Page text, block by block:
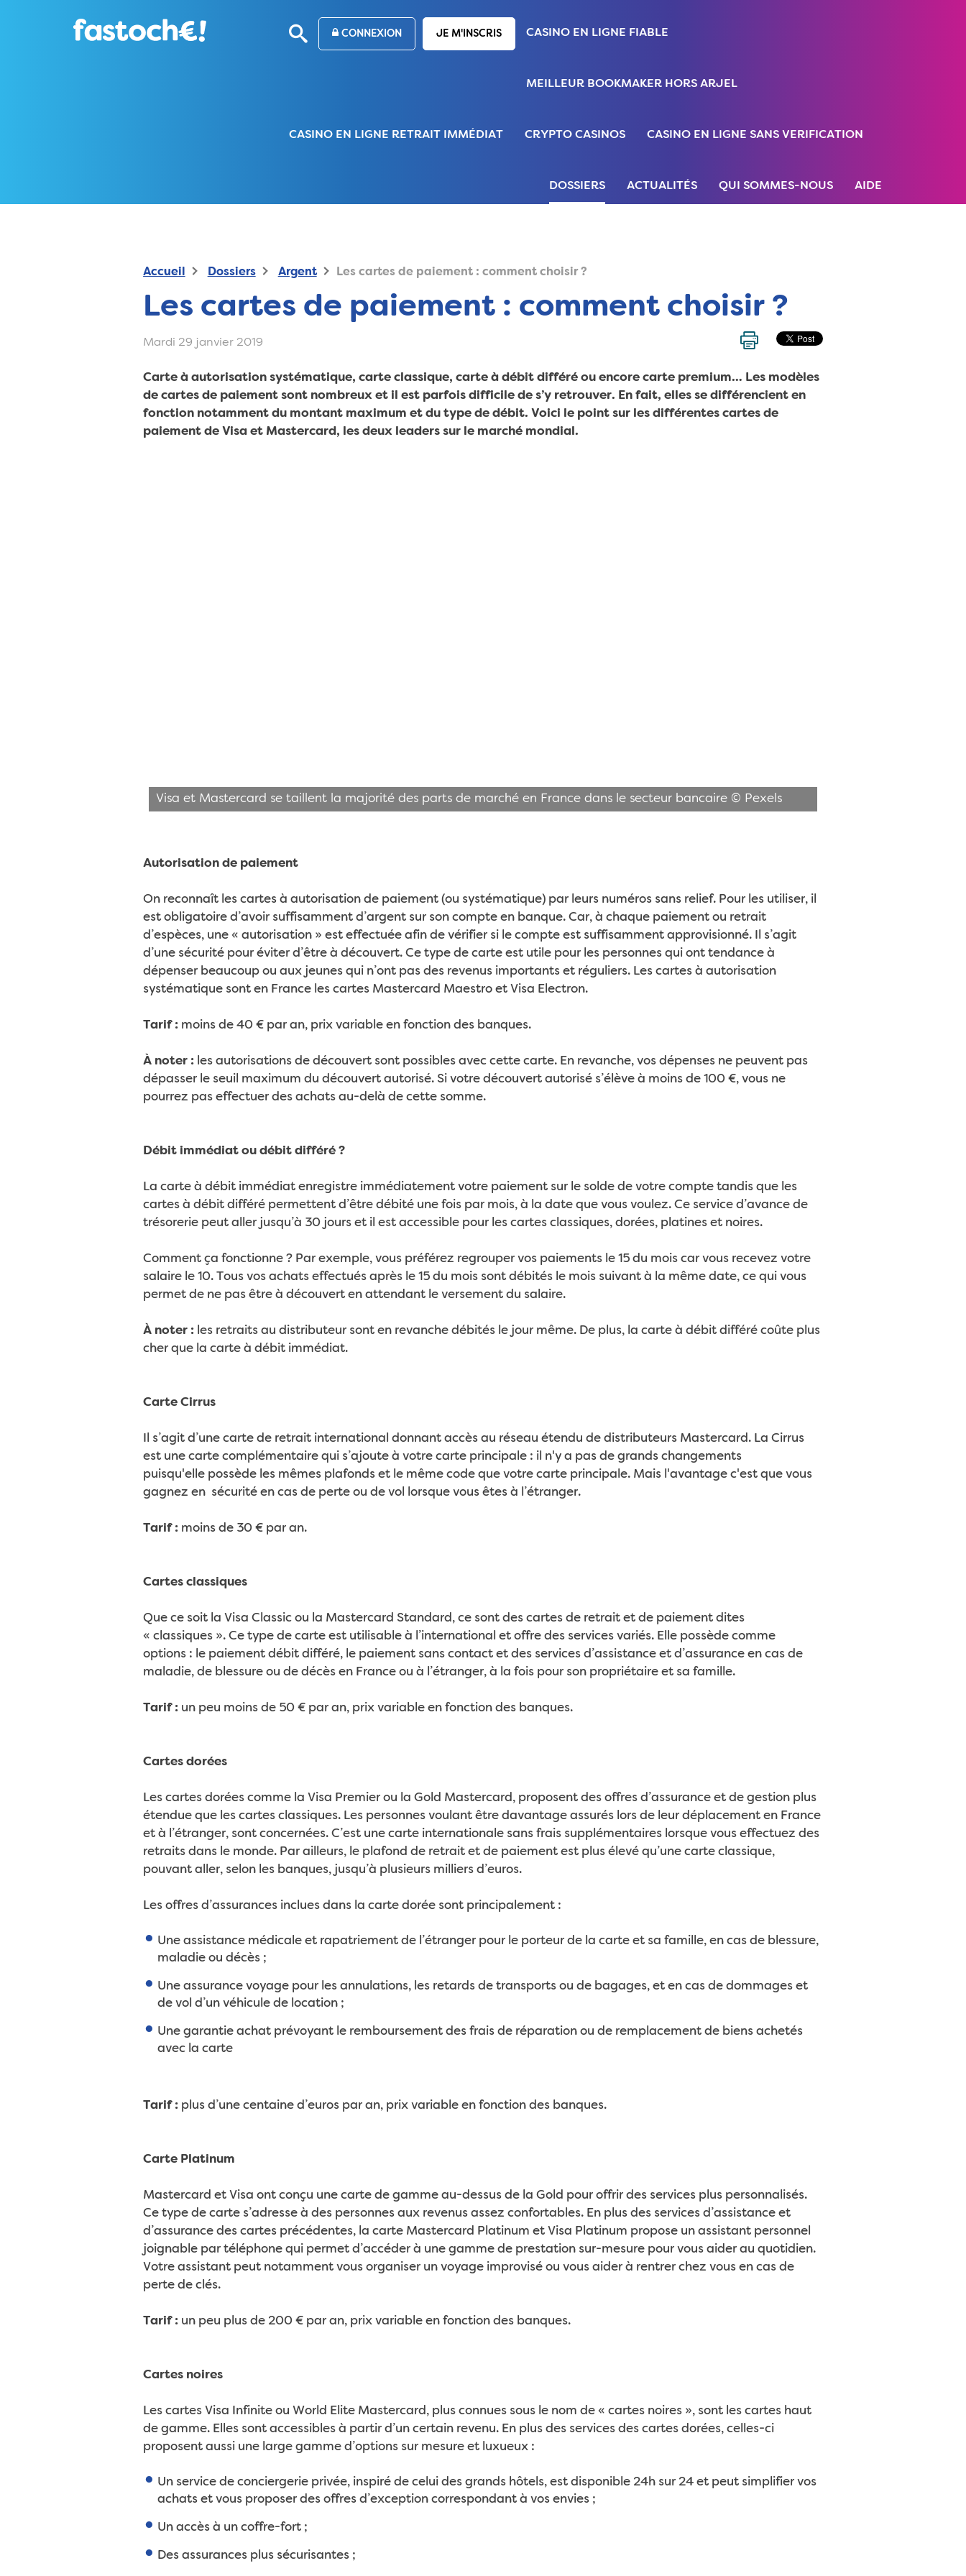
CONNEXION JE M'INSCRIS CASINO EN LIGNE FIABLE
MEILLEUR BOOKMAKER HORS ARJEL
CASINO EN LIGNE RETRAIT IMMÉDIAT CRYPTO CASINOS CASINO EN LIGNE SANS VERIFICATION
DOSSIERS ACTUALITÉS QUI SOMMES-NOUS AIDE
Accueil Dossiers Argent Les cartes de paiement : comment choisir ?
Les cartes de paiement : comment choisir ?
Mardi 29 janvier 2019
Carte à autorisation systématique, carte classique, carte à débit différé ou encore carte premium… Les modèles
de cartes de paiement sont nombreux et il est parfois difficile de s’y retrouver. En fait, elles se différencient en
fonction notamment du montant maximum et du type de débit. Voici le point sur les différentes cartes de
paiement de Visa et Mastercard, les deux leaders sur le marché mondial.
Visa et Mastercard se taillent la majorité des parts de marché en France dans le secteur bancaire © Pexels
Autorisation de paiement
On reconnaît les cartes à autorisation de paiement (ou systématique) par leurs numéros sans relief. Pour les utiliser, il
est obligatoire d’avoir suffisamment d’argent sur son compte en banque. Car, à chaque paiement ou retrait
d’espèces, une « autorisation » est effectuée afin de vérifier si le compte est suffisamment approvisionné. Il s’agit
d’une sécurité pour éviter d’être à découvert. Ce type de carte est utile pour les personnes qui ont tendance à
dépenser beaucoup ou aux jeunes qui n’ont pas des revenus importants et réguliers. Les cartes à autorisation
systématique sont en France les cartes Mastercard Maestro et Visa Electron.
Tarif :moins de 40 € par an, prix variable en fonction des banques.
À noter :les autorisations de découvert sont possibles avec cette carte. En revanche, vos dépenses ne peuvent pas
dépasser le seuil maximum du découvert autorisé. Si votre découvert autorisé s’élève à moins de 100 €, vous ne
pourrez pas effectuer des achats au-delà de cette somme.
Débit immédiat ou débit différé ?
La carte à débit immédiat enregistre immédiatement votre paiement sur le solde de votre compte tandis que les
cartes à débit différé permettent d’être débité une fois par mois, à la date que vous voulez. Ce service d’avance de
trésorerie peut aller jusqu’à 30 jours et il est accessible pour les cartes classiques, dorées, platines et noires.
Comment ça fonctionne ? Par exemple, vous préférez regrouper vos paiements le 15 du mois car vous recevez votre
salaire le 10. Tous vos achats effectués après le 15 du mois sont débités le mois suivant à la même date, ce qui vous
permet de ne pas être à découvert en attendant le versement du salaire.
À noter :les retraits au distributeur sont en revanche débités le jour même. De plus, la carte à débit différé coûte plus
cher que la carte à débit immédiat.
Carte Cirrus
Il s’agit d’une carte de retrait international donnant accès au réseau étendu de distributeurs Mastercard. La Cirrus
est une carte complémentaire qui s’ajoute à votre carte principale : il n'y a pas de grands changements
puisqu'elle possède les mêmes plafonds et le même code que votre carte principale. Mais l'avantage c'est que vous
gagnez en sécurité en cas de perte ou de vol lorsque vous êtes à l’étranger.
Tarif :moins de 30 € par an.
Cartes classiques
Que ce soit la Visa Classic ou la Mastercard Standard, ce sont des cartes de retrait et de paiement dites
« classiques ». Ce type de carte est utilisable à l’international et offre des services variés. Elle possède comme
options : le paiement débit différé, le paiement sans contact et des services d’assistance et d’assurance en cas de
maladie, de blessure ou de décès en France ou à l’étranger, à la fois pour son propriétaire et sa famille.
Tarif :un peu moins de 50 € par an, prix variable en fonction des banques.
Cartes dorées
Les cartes dorées comme la Visa Premier ou la Gold Mastercard, proposent des offres d’assurance et de gestion plus
étendue que les cartes classiques. Les personnes voulant être davantage assurés lors de leur déplacement en France
et à l’étranger, sont concernées. C’est une carte internationale sans frais supplémentaires lorsque vous effectuez des
retraits dans le monde. Par ailleurs, le plafond de retrait et de paiement est plus élevé qu’une carte classique,
pouvant aller, selon les banques, jusqu’à plusieurs milliers d’euros.
Les offres d’assurances inclues dans la carte dorée sont principalement :
Une assistance médicale et rapatriement de l’étranger pour le porteur de la carte et sa famille, en cas de blessure,
maladie ou décès ;
Une assurance voyage pour les annulations, les retards de transports ou de bagages, et en cas de dommages et
de vol d’un véhicule de location ;
Une garantie achat prévoyant le remboursement des frais de réparation ou de remplacement de biens achetés
avec la carte
Tarif :plus d’une centaine d’euros par an, prix variable en fonction des banques.
Carte Platinum
Mastercard et Visa ont conçu une carte de gamme au-dessus de la Gold pour offrir des services plus personnalisés.
Ce type de carte s’adresse à des personnes aux revenus assez confortables. En plus des services d’assistance et
d’assurance des cartes précédentes, la carte Mastercard Platinum et Visa Platinum propose un assistant personnel
joignable par téléphone qui permet d’accéder à une gamme de prestation sur-mesure pour vous aider au quotidien.
Votre assistant peut notamment vous organiser un voyage improvisé ou vous aider à rentrer chez vous en cas de
perte de clés.
Tarif :un peu plus de 200 € par an, prix variable en fonction des banques.
Cartes noires
Les cartes Visa Infinite ou World Elite Mastercard, plus connues sous le nom de « cartes noires », sont les cartes haut
de gamme. Elles sont accessibles à partir d’un certain revenu. En plus des services des cartes dorées, celles-ci
proposent aussi une large gamme d’options sur mesure et luxueux :
Un service de conciergerie privée, inspiré de celui des grands hôtels, est disponible 24h sur 24 et peut simplifier vos
achats et vous proposer des offres d’exception correspondant à vos envies ;
Un accès à un coffre-fort ;
Des assurances plus sécurisantes ;